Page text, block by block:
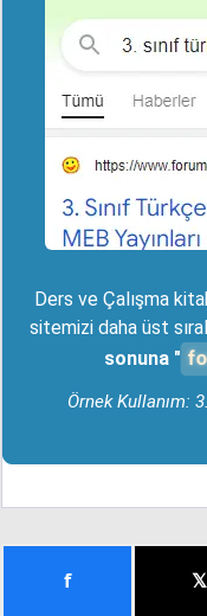
Ders ve Çalışma
sitemizi daha üst
sonuna "
Örnek Kullanım:
f 𝕏